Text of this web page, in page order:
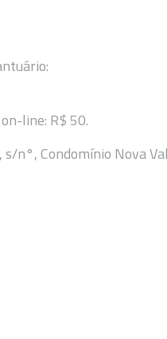
line: R$ 50.
n°, Condomínio Nova